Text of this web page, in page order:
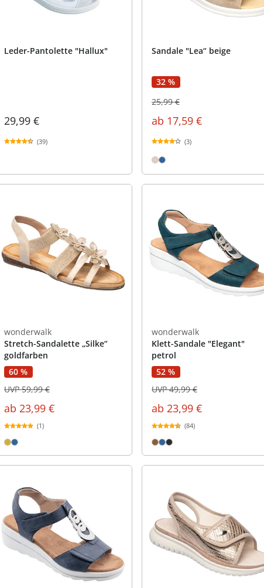
Leder-Pantolette "Hallux"
29,99 €
(39)
Sandale "Lea“ beige
32 %
25,99 €
ab 17,59 €
(3)
wonderwalk
Stretch-Sandalette „Silke“
goldfarben
60 %
ab 23,99 €
UVP 59,99 €
(1)
wonderwalk
Klett-Sandale "Elegant"
petrol
52 %
ab 23,99 €
UVP 49,99 €
(84)